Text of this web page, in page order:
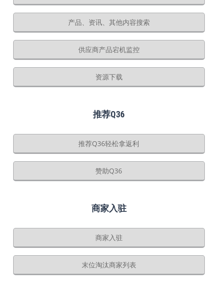
产品、资讯、其他内容搜索
供应商产品宕机监控
资源下载
推荐Q36
推荐Q36轻松拿返利
赞助Q36
商家入驻
商家入驻
末位淘汰商家列表